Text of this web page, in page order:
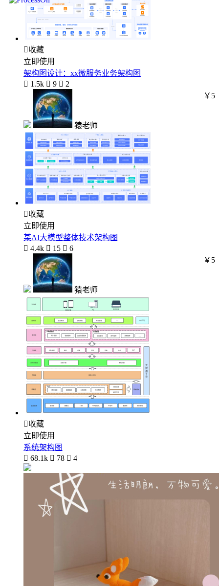
收藏
立即使用
架构图设计：xx微服务业务架构图
 1.5k  9  2
猿老师
￥5
收藏
立即使用
某AI大模型整体技术架构图
 4.4k  15  6
猿老师
￥5
收藏
立即使用
系统架构图
 68.1k  78  4